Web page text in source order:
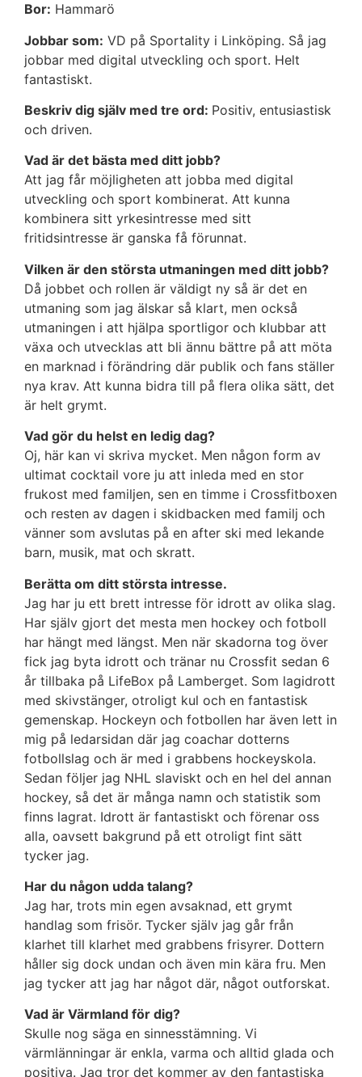
Bor: Hammarö
Jobbar som: VD på Sportality i Linköping. Så jag
jobbar med digital utveckling och sport. Helt
fantastiskt.
Beskriv dig själv med tre ord: Positiv, entusiastisk
och driven.
Vad är det bästa med ditt jobb?
Att jag får möjligheten att jobba med digital
utveckling och sport kombinerat. Att kunna
kombinera sitt yrkesintresse med sitt
fritidsintresse är ganska få förunnat.
Vilken är den största utmaningen med ditt jobb?
Då jobbet och rollen är väldigt ny så är det en
utmaning som jag älskar så klart, men också
utmaningen i att hjälpa sportligor och klubbar att
växa och utvecklas att bli ännu bättre på att möta
en marknad i förändring där publik och fans ställer
nya krav. Att kunna bidra till på flera olika sätt, det
är helt grymt.
Vad gör du helst en ledig dag?
Oj, här kan vi skriva mycket. Men någon form av
ultimat cocktail vore ju att inleda med en stor
frukost med familjen, sen en timme i Crossfitboxen
och resten av dagen i skidbacken med familj och
vänner som avslutas på en after ski med lekande
barn, musik, mat och skratt.
Berätta om ditt största intresse.
Jag har ju ett brett intresse för idrott av olika slag.
Har själv gjort det mesta men hockey och fotboll
har hängt med längst. Men när skadorna tog över
fick jag byta idrott och tränar nu Crossfit sedan 6
år tillbaka på LifeBox på Lamberget. Som lagidrott
med skivstänger, otroligt kul och en fantastisk
gemenskap. Hockeyn och fotbollen har även lett in
mig på ledarsidan där jag coachar dotterns
fotbollslag och är med i grabbens hockeyskola.
Sedan följer jag NHL slaviskt och en hel del annan
hockey, så det är många namn och statistik som
finns lagrat. Idrott är fantastiskt och förenar oss
alla, oavsett bakgrund på ett otroligt fint sätt
tycker jag.
Har du någon udda talang?
Jag har, trots min egen avsaknad, ett grymt
handlag som frisör. Tycker själv jag går från
klarhet till klarhet med grabbens frisyrer. Dottern
håller sig dock undan och även min kära fru. Men
jag tycker att jag har något där, något outforskat.
Vad är Värmland för dig?
Skulle nog säga en sinnesstämning. Vi
värmlänningar är enkla, varma och alltid glada och
positiva. Jag tror det kommer av den fantastiska